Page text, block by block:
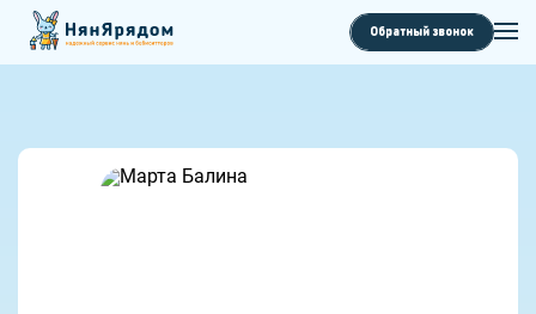
Обратный звонок